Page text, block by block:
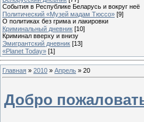
События в Республике Беларусь и вокруг неё
Политический «Музей мадам Тюссо» [9]
О политиках без грима и лакировки
Криминальный дневник [10]
Криминал вверху и внизу
Эмигрантский дневник [13]
«Planet Today» [1]
Главная » 2010 » Апрель » 20
Добро